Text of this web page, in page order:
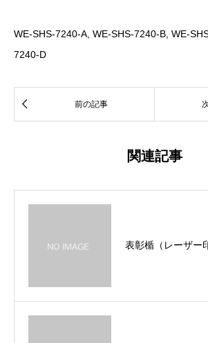
WE-SHS-7240-A, WE-SHS-7240-B, WE-
7240-D
 前の記事
関連記事
表彰楯（レーザー